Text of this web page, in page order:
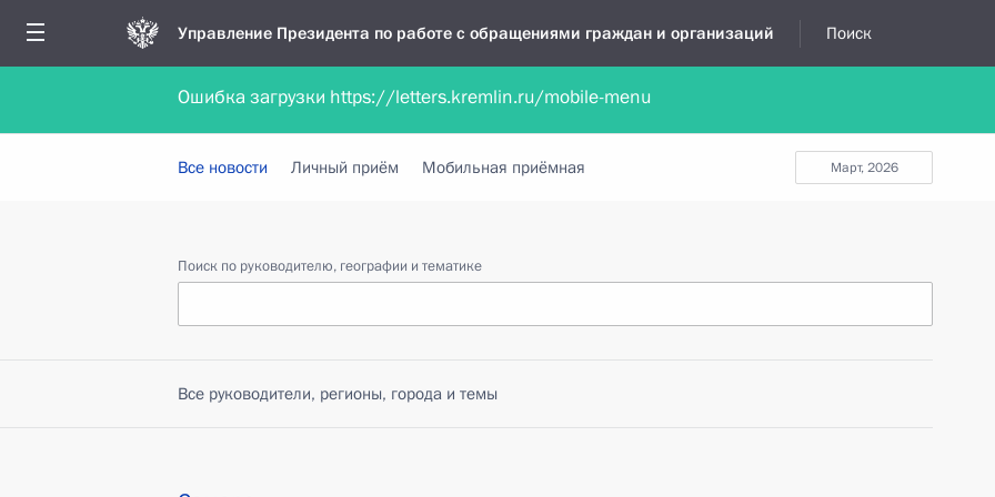
Управление Президента по работе с обращениями граждан и организаций Поиск
Обратиться в форме электронного документа Обратиться в устной форме
март, 2026
Все новости Личный приём Мобильная приёмная
Поиск по руководителю, географии и тематике
Все руководители, регионы, города и темы
Ошибка загрузки https://letters.kremlin.ru/mobile-menu